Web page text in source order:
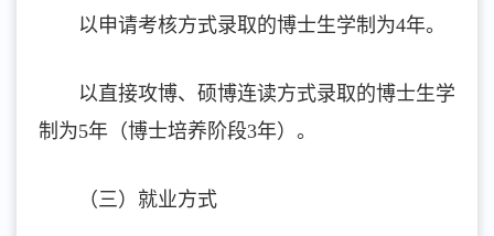
以申请考核方式录取的博士生学制为4年。
以直接攻博、硕博连读方式录取的博士生学
制为5年（博士培养阶段3年）。
（三）就业方式